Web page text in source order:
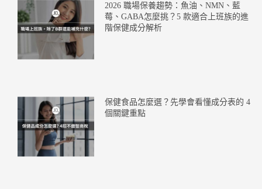
2026 職場保養趨勢：魚油、NMN、藍
莓、GABA怎麼挑？5 款適合上班族的進
階保健成分解析
保健食品怎麼選？先學會看懂成分表的 4
個關鍵重點